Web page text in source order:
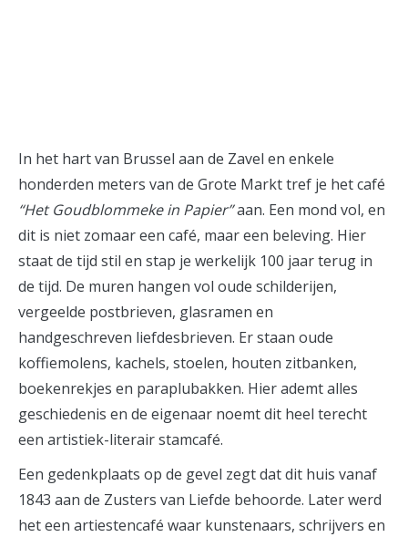
In het hart van Brussel aan de Zavel en enkele
honderden meters van de Grote Markt tref je het café
“Het Goudblommeke in Papier”aan. Een mond vol, en
dit is niet zomaar een café, maar een beleving. Hier
staat de tijd stil en stap je werkelijk 100 jaar terug in
de tijd. De muren hangen vol oude schilderijen,
vergeelde postbrieven, glasramen en
handgeschreven liefdesbrieven. Er staan oude
koffiemolens, kachels, stoelen, houten zitbanken,
boekenrekjes en paraplubakken. Hier ademt alles
geschiedenis en de eigenaar noemt dit heel terecht
een artistiek-literair stamcafé.
Een gedenkplaats op de gevel zegt dat dit huis vanaf
1843 aan de Zusters van Liefde behoorde. Later werd
het een artiestencafé waar kunstenaars, schrijvers en